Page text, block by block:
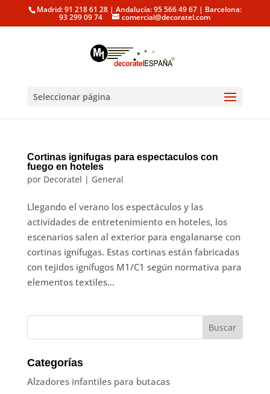
Madrid: 91 218 61 28 | Andalucía: 95 566 49 67 | Barcelona:
93 299 09 74 comercial@decoratel.com
Seleccionar página
Cortinas ignifugas para espectaculos con
fuego en hoteles
por Decoratel | General
Llegando el verano los espectáculos y las
actividades de entretenimiento en hoteles, los
escenarios salen al exterior para engalanarse con
cortinas ignífugas. Estas cortinas están fabricadas
con tejidos ignífugos M1/C1 según normativa para
elementos textiles...
Categorías
Alzadores infantiles para butacas